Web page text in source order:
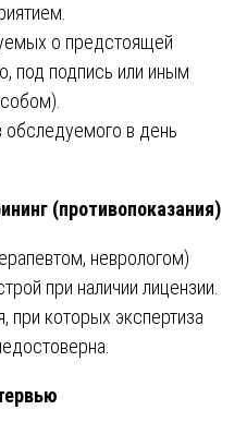
о предстоящей
под подпись или иным
в день
(противопоказания)
неврологом)
при наличии лицензии.
при которых экспертиза